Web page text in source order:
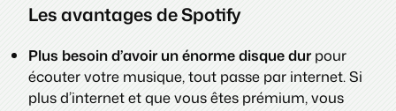
Les avantages de Spotify
Plus besoin d’avoir un énorme disque durpour
écouter votre musique, tout passe par internet. Si
plus d’internet et que vous êtes prémium, vous